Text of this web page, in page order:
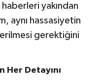
yakından
aynı hassasiyetin
gerektiğini
Her Detayını